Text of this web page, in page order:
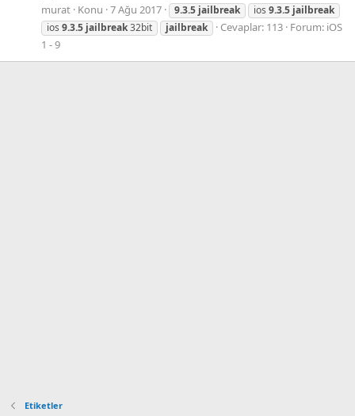
murat Konu 7 Ağu 2017 9.3.5 jailbreak ios 9.3.5 jailbreak
ios 9.3.5 jailbreak32bit jailbreak Cevaplar: 113 Forum: iOS
1 - 9
Etiketler